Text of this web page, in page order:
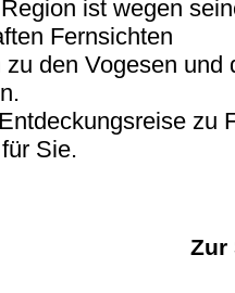
ist wegen
Fernsichten
zu den Vogesen
zu
Sie.
Zur